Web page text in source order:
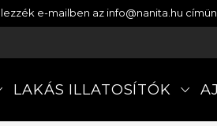
e-mailben az info@nanita.hu
LAKÁS ILLATOSÍTÓK